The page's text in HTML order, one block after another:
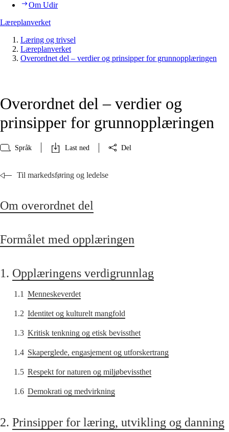
Om Udir
Læreplanverket
Læring og trivsel
Læreplanverket
Overordnet del – verdier og prinsipper for grunnopplæringen
Overordnet del – verdier og
prinsipper for grunnopplæringen
Språk Last ned Del
Til markedsføring og ledelse
Om overordnet del
Formålet med opplæringen
1. Opplæringens verdigrunnlag
1.1 Menneskeverdet
1.2 Identitet og kulturelt mangfold
1.3 Kritisk tenkning og etisk bevissthet
1.4 Skaperglede, engasjement og utforskertrang
1.5 Respekt for naturen og miljøbevissthet
1.6 Demokrati og medvirkning
2. Prinsipper for læring, utvikling og danning